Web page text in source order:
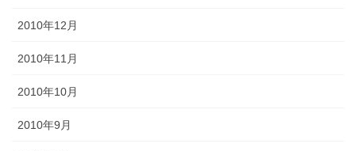
2010年12月
2010年11月
2010年10月
2010年9月